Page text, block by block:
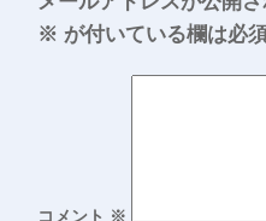
※ が付いている欄は必
コメント ※